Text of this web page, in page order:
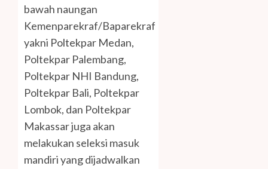
bawah naungan
Kemenparekraf/Baparekraf
yakni Poltekpar Medan,
Poltekpar Palembang,
Poltekpar NHI Bandung,
Poltekpar Bali, Poltekpar
Lombok, dan Poltekpar
Makassar juga akan
melakukan seleksi masuk
mandiri yang dijadwalkan